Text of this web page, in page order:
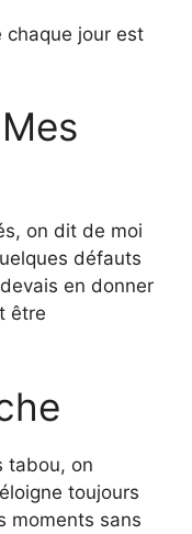
chaque jour est
on dit de moi
défauts
en donner
être
tabou, on
toujours
moments sans